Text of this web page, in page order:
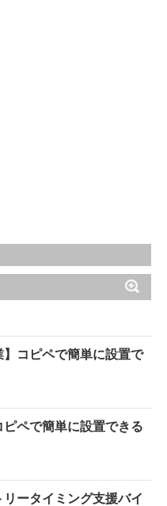
】コピペで簡単に設置で
ピペで簡単に設置できる
ータイミング支援バイ